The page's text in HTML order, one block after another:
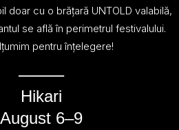
doar cu o brățară UNTOLD valabilă,
se află în perimetrul festivalului.
pentru înțelegere!
⸻
Hikari
August 6–9